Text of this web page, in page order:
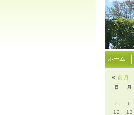
ホーム
«前月
日 月
5
6
12
13